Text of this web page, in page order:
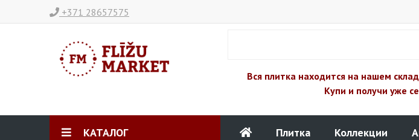
+371 28657575
Вся плитка находится на нашем
Купи и получи уже
КАТАЛОГ Плитка Коллекции